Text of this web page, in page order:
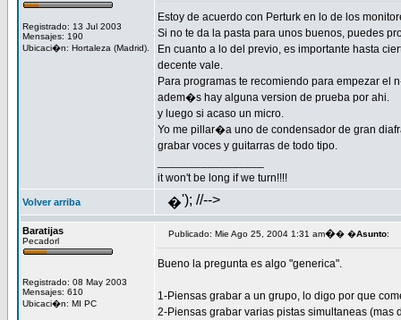
Registrado: 13 Jul 2003
Mensajes: 190
Ubicaci�n: Hortaleza (Madrid).
Estoy de acuerdo con Perturk en lo de los
Si no te da la pasta para unos buenos, puedes
En cuanto a lo del previo, es importante hasta
decente vale.
Para programas te recomiendo para empezar el
adem�s hay alguna version de prueba por ahi.
y luego si acaso un micro.
Yo me pillar�a uno de condensador de gran
grabar voces y guitarras de todo tipo.
it won't be long if we turn!!!!
Volver arriba �'); //-->
Baratijas
Pecadorl
Registrado: 08 May 2003
Mensajes: 610
Ubicaci�n: MI PC
Publicado: Mie Ago 25, 2004 1:31 am�� �Asunto:
Bueno la pregunta es algo "generica".
1-Piensas grabar a un grupo, lo digo por que
2-Piensas grabar varias pistas simultaneas (mas